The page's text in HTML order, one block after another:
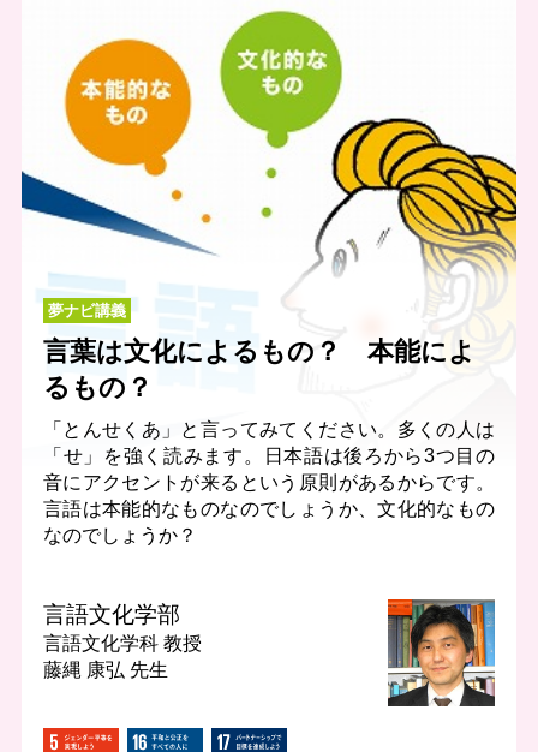
夢ナビ講義
言葉は文化によるもの？ 本能によ
るもの？
「とんせくあ」と言ってみてください。多くの人は
「せ」を強く読みます。日本語は後ろから3つ目の
音にアクセントが来るという原則があるからです。
言語は本能的なものなのでしょうか、文化的なもの
なのでしょうか？
言語文化学部
言語文化学科 教授
藤縄 康弘 先生